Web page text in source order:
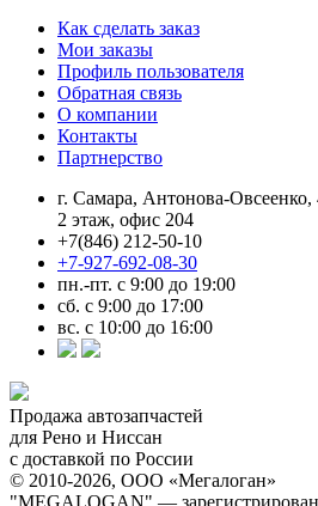
Как сделать заказ
Мои заказы
Профиль пользователя
Обратная связь
О компании
Контакты
Партнерство
г. Самара, Антонова-Овсеенко,
2 этаж, офис 204
+7(846) 212-50-10
+7-927-692-08-30
пн.-пт. с 9:00 до 19:00
сб. с 9:00 до 17:00
вс. с 10:00 до 16:00
Продажа автозапчастей
для Рено и Ниссан
с доставкой по России
© 2010-2026, ООО «Мегалоган»